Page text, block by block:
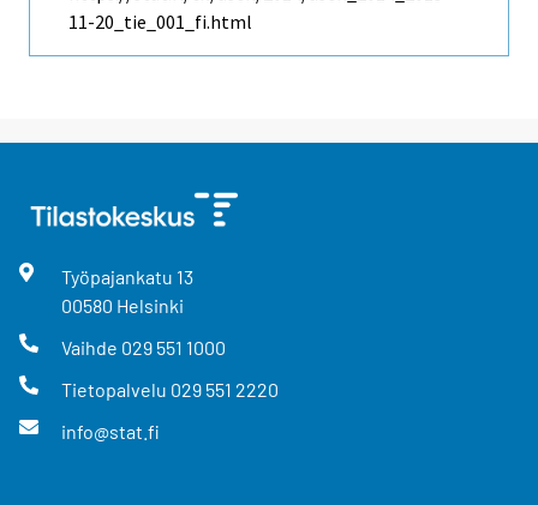
11-20_tie_001_fi.html
Työpajankatu 13
00580 Helsinki
Vaihde 029 551 1000
Tietopalvelu 029 551 2220
info@stat.fi